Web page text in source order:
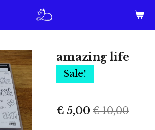
amazing life
Sale!
€ 5,00 € 10,00